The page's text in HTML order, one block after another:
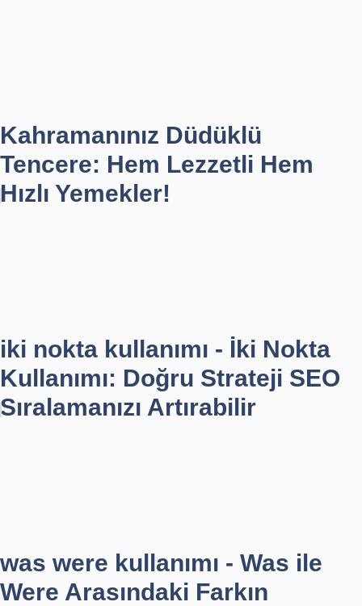
Kahramanınız Düdüklü
Tencere: Hem Lezzetli Hem
Hızlı Yemekler!
iki nokta kullanımı - İki Nokta
Kullanımı: Doğru Strateji SEO
Sıralamanızı Artırabilir
was were kullanımı - Was ile
Were Arasındaki Farkın